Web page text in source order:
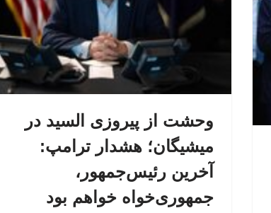
وحشت از پیروزی السید در
میشیگان؛ هشدار ترامپ:
آخرین رئیس‌جمهور،
جمهوری‌خواه خواهم بود